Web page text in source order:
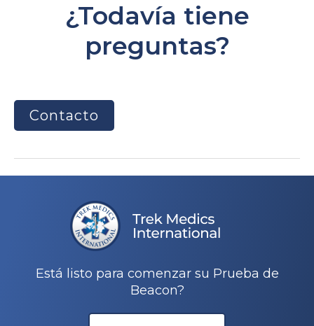
¿Todavía tiene
preguntas?
Contacto
Está listo para comenzar su Prueba de
Beacon?